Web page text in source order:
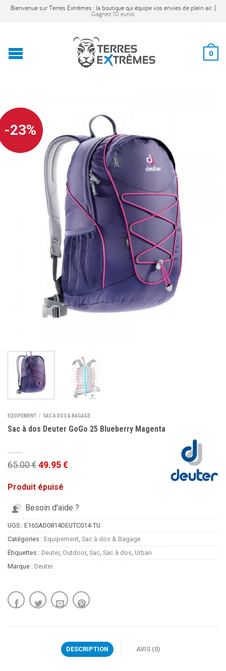
Bienvenue sur Terres Extrêmes : la boutique qui équipe vos envies de plein air. |
Gagnez 10 euros
0
-23%
EQUIPEMENT / SAC À DOS & BAGAGE
Sac à dos Deuter GoGo 25 Blueberry Magenta
65.00 € 49.95 €
Produit épuisé
Besoin d'aide ?
UGS : E16SAD0814DEUTC014-TU
Catégories : Equipement Sac à dos & Bagage
Étiquettes : Deuter, Outdoor, Sac Sac à dos Urban
Marque : Deuter.
DESCRIPTION AVIS (0)